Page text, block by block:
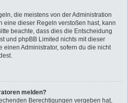
die meistens von der Administration
eine dieser Regeln verstoßen hast, kann
beachte, dass dies die Entscheidung
und phpBB Limited nichts mit dieser
einen Administrator, sofern du die nicht
melden?
Berechtigungen vergeben hat,